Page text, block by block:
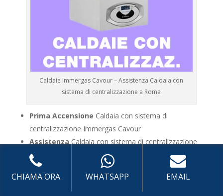
Caldaie Immergas Cavour – Assistenza Caldaia con
sistema di centralizzazione a Roma
Prima Accensione Caldaia con sistema di
centralizzazione Immergas Cavour
Assistenza Caldaia con sistema di centralizzazione
Immergas Cavour
Manutenzione
Caldaia con sistema di
centralizzazione Immergas Cavour
RiparazioneCaldaia con sistema di centralizzazione
CHIAMA ORA WHATSAPP EMAIL